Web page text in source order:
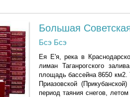
Большая
Бсэ Бсэ
Ея Е'я, река в
лиман Таганрогского
площадь бассейна 8650 км2.
Приазовской
период таяния снегов,